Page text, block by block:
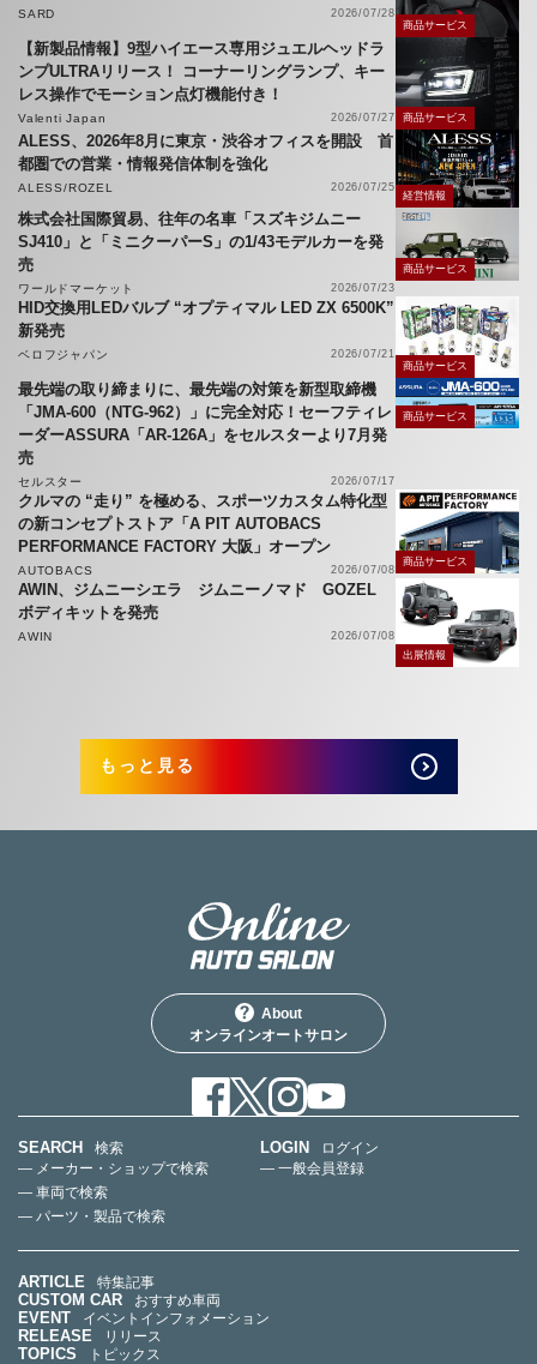
SARD
2026/07/28
商品サービス
【新製品情報】9型ハイエース専用ジュエルヘッドラ
ンプULTRAリリース！ コーナーリングランプ、キー
レス操作でモーション点灯機能付き！
Valenti Japan 2026/07/27 商品サービス
ALESS、2026年8月に東京・渋谷オフィスを開設 首
都圏での営業・情報発信体制を強化
ALESS/ROZEL 2026/07/25
経営情報
株式会社国際貿易、往年の名車「スズキジムニー
SJ410」と「ミニクーパーS」の1/43モデルカーを発
売
ワールドマーケット 2026/07/23
商品サービス
HID交換用LEDバルブ “オプティマル LED ZX 6500K”
新発売
ベロフジャパン
2026/07/21
商品サービス
最先端の取り締まりに、最先端の対策を新型取締機
「JMA-600（NTG-962）」に完全対応！セーフティレ
ーダーASSURA「AR-126A」をセルスターより7月発
売
セルスター 2026/07/17
商品サービス
クルマの “走り” を極める、スポーツカスタム特化型
の新コンセプトストア「A PIT AUTOBACS
PERFORMANCE FACTORY 大阪」オープン
AUTOBACS 2026/07/08
商品サービス
AWIN、ジムニーシエラ ジムニーノマド GOZEL
ボディキットを発売
AWIN
2026/07/08
出展情報
もっと見る
About
オンラインオートサロン
SEARCH
検索
— メーカー・ショップで検索
— 車両で検索
— パーツ・製品で検索
LOGIN
ログイン
— 一般会員登録
ARTICLE 特集記事
CUSTOM CAR おすすめ車両
EVENT イベントインフォメーション
RELEASE リリース
TOPICS トピックス